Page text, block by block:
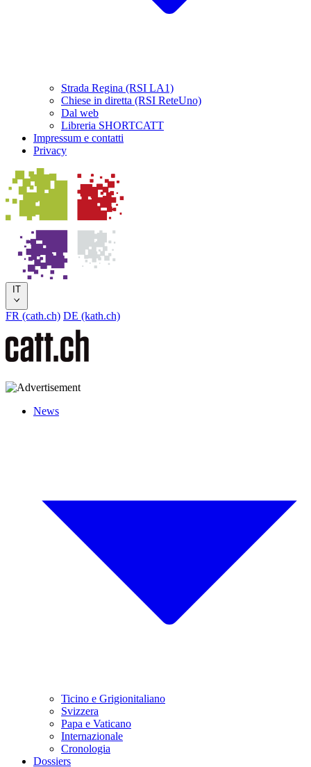
Strada Regina (RSI LA1)
Chiese in diretta (RSI ReteUno)
Dal web
Libreria SHORTCATT
Impressum e contatti
Privacy
IT
FR (cath.ch) DE (kath.ch)
News
Ticino e Grigionitaliano
Svizzera
Papa e Vaticano
Internazionale
Cronologia
Dossiers